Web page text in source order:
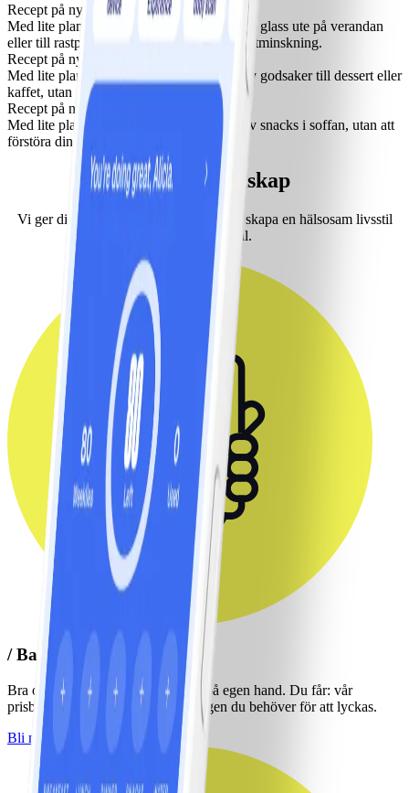
Recept på nyttigare glass
Med lite planering så kan du också njuta av glass ute på verandan
eller till rastplatsen, utan att förstöra din viktminskning.
Recept på nyttigare godsaker
Med lite planering så kan du också njuta av godsaker till dessert eller
kaffet, utan att förstöra din viktminskning.
Recept på nyttigare snacks
Med lite planering så kan du också njuta av snacks i soffan, utan att
förstöra din viktminskning.
Våra medlemskap
Vi ger dig verktygen du behöver för att skapa en hälsosam livsstil
och nå dina mål.
/ Bas /
Bra om du vill: göra din hälsoresa på egen hand. Du får: vår
prisbelönta app som ger dig verktygen du behöver för att lyckas.
Bli medlem